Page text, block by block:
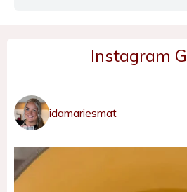
Instagram
idamariesmat